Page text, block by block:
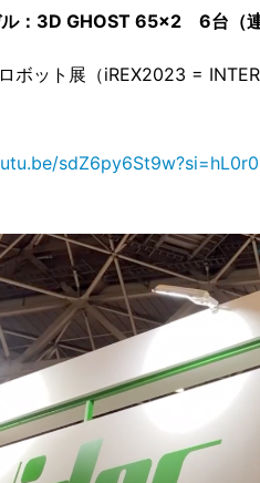
：3D GHOST 65x2 6台（連
ボット展（iREX2023 =